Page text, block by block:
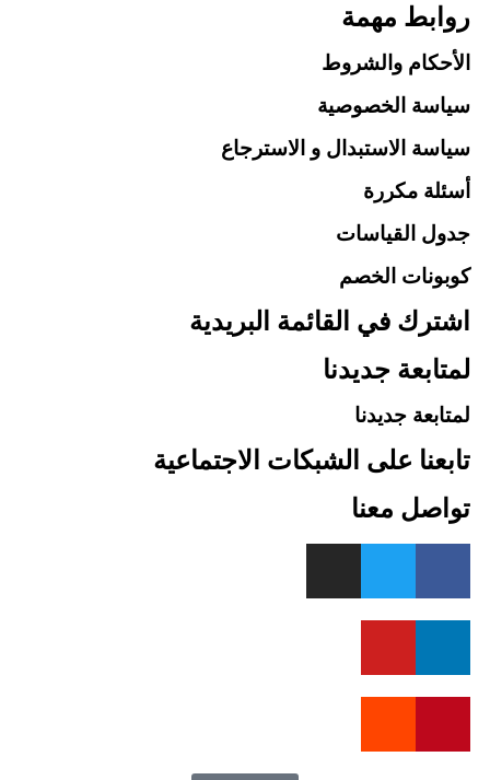
روابط مهمة
الأحكام والشروط
سياسة الخصوصية
سياسة الاستبدال و الاسترجاع
أسئلة مكررة
جدول القياسات
كوبونات الخصم
اشترك في القائمة البريدية
لمتابعة جديدنا
لمتابعة جديدنا
تابعنا على الشبكات الاجتماعية
تواصل معنا